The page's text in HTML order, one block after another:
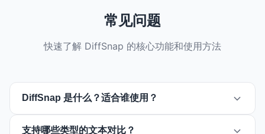
常见问题
快速了解 DiffSnap 的核心功能和使用方法
DiffSnap 是什么？适合谁使用？
支持哪些类型的文本对比？